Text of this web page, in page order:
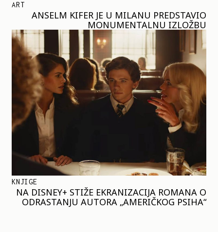
ART
ANSELM KIFER JE U MILANU PREDSTAVIO
MONUMENTALNU IZLOŽBU
KNJIGE
NA DISNEY+ STIŽE EKRANIZACIJA ROMANA O
ODRASTANJU AUTORA „AMERIČKOG PSIHA“